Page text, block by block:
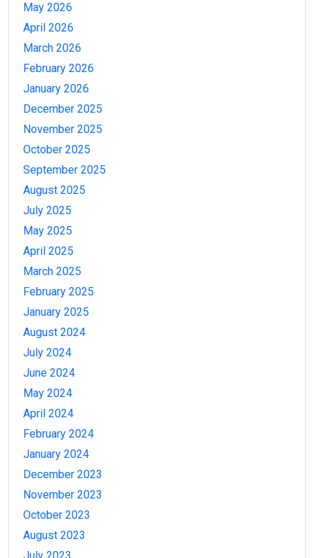
May 2026
April 2026
March 2026
February 2026
January 2026
December 2025
November 2025
October 2025
September 2025
August 2025
July 2025
May 2025
April 2025
March 2025
February 2025
January 2025
August 2024
July 2024
June 2024
May 2024
April 2024
February 2024
January 2024
December 2023
November 2023
October 2023
August 2023